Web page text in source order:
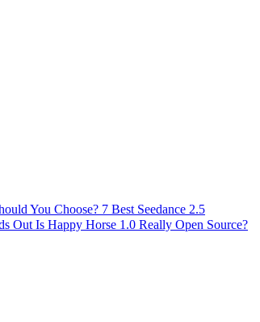
You Choose? 7 Best Seedance 2.5
Out Is Happy Horse 1.0 Really Open Source?